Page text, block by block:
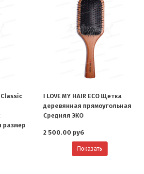
Classic
размер
I LOVE MY HAIR ECO Щетка
деревянная прямоугольная
Средняя ЭКО
2 500.00 руб
Показать